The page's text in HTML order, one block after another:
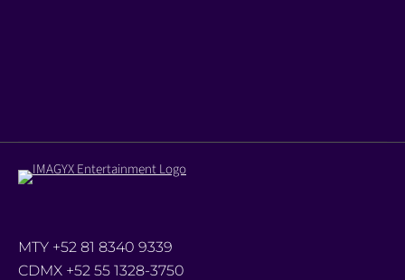
MTY +52 81 8340 9339
CDMX +52 55 1328-3750